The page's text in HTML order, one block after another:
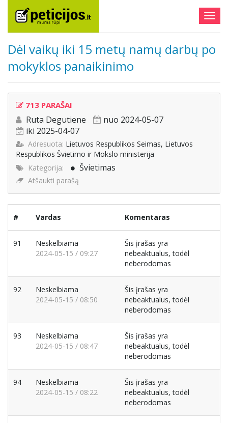
Dėl vaikų iki 15 metų namų darbų po
mokyklos panaikinimo
713 PARAŠAI
Ruta Degutiene
nuo 2024-05-07
iki 2025-04-07
Adresuota: Lietuvos Respublikos Seimas, Lietuvos
Respublikos Švietimo ir Mokslo ministerija
Kategorija:
Švietimas
Atšaukti parašą
# Vardas Komentaras
91
Neskelbiama
2024-05-15 / 09:27
Šis įrašas yra
nebeaktualus, todėl
neberodomas
92
Neskelbiama
2024-05-15 / 08:50
Šis įrašas yra
nebeaktualus, todėl
neberodomas
93
Neskelbiama
2024-05-15 / 08:47
Šis įrašas yra
nebeaktualus, todėl
neberodomas
94
Neskelbiama
2024-05-15 / 08:22
Šis įrašas yra
nebeaktualus, todėl
neberodomas